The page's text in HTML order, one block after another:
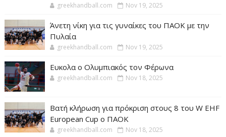
greekhandball.com Nov 19, 2025
Άνετη νίκη για τις γυναίκες του ΠΑΟΚ με την
Πυλαία
greekhandball.com Nov 19, 2025
Ευκολα ο Ολυμπιακός τον Φέρωνα
greekhandball.com Nov 18, 2025
Βατή κλήρωση για πρόκριση στους 8 του W EHF
European Cup ο ΠΑΟΚ
greekhandball.com Nov 18, 2025